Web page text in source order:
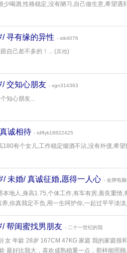
少喝酒,性格稳定,没有陋习,自己做生意,希望遇
/ 寻有缘的异性 - stk4076
自己差不多的！... (其他)
/ 交知心朋友 - xgn314363
知心朋友...
诚相待 - tdffyk18822425
180有个女儿,工作稳定烟酒不沾,没有外债,希
/ 未婚/ 真诚征婚,愿得一人心 - 金牌电
本地人,身高1.75,个体工作,有车有房,善良重
养,你真我定不负,用一生呵护你,一起过平平淡淡
/ 帮闺蜜找男朋友 - 二十一世纪的我
女 年龄 28岁 167CM 47KG 家庭 我的家庭很
最好比我大，喜欢成熟稳重一点，那样能照顾